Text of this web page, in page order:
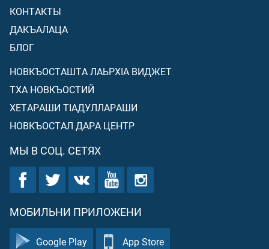
КОНТАКТЫ
ДАКЪАЛАЦА
БЛОГ
НОВКЪОСТАШТА ЛАЬРХIА ВИДЖЕТ
ТХА НОВКЪОСТИЙ
ХЕТАРАШИ ТIАДУЛЛАРАШИ
НОВКЪОСТАЛ ДАРА ЦЕНТР
МЫ В СОЦ. СЕТЯХ
МОБИЛЬНИ ПРИЛОЖЕНИ
Google Play App Store